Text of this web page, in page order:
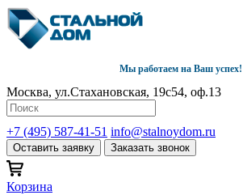
Мы работаем на Ваш успех!
Москва, ул.Стахановская, 19с54, оф.13
+7 (495) 587-41-51 info@stalnoydom.ru
Оставить заявку Заказать звонок
Корзина